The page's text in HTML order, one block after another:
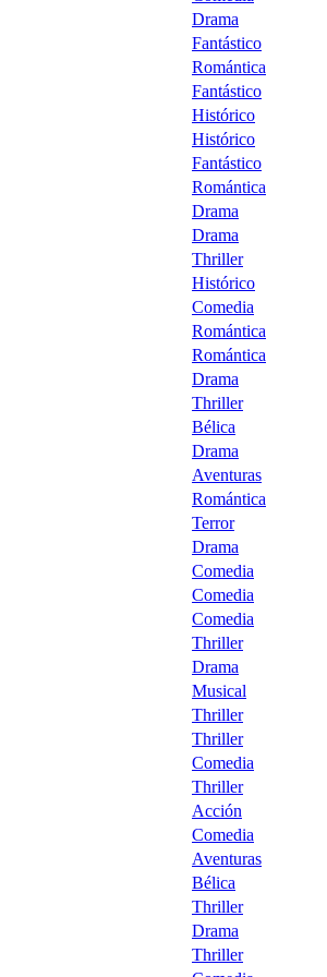
Drama
Fantástico
Romántica
Fantástico
Histórico
Histórico
Fantástico
Romántica
Drama
Drama
Thriller
Histórico
Comedia
Romántica
Romántica
Drama
Thriller
Bélica
Drama
Aventuras
Romántica
Terror
Drama
Comedia
Comedia
Comedia
Thriller
Drama
Musical
Thriller
Thriller
Comedia
Thriller
Acción
Comedia
Aventuras
Bélica
Thriller
Drama
Thriller